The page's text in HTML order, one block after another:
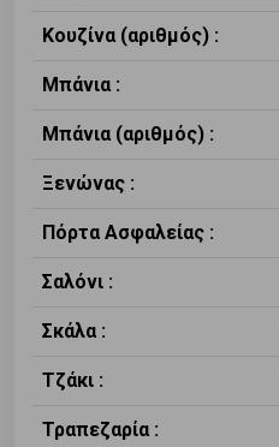
Κουζίνα (αριθμός) :
Μπάνια :
Μπάνια (αριθμός) :
Ξενώνας :
Πόρτα Ασφαλείας :
Σαλόνι :
Σκάλα :
Τζάκι :
Τραπεζαρία :